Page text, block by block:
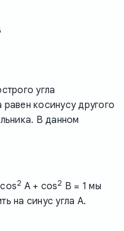
угла
равен косинусу другого
В данном
2 A + cos2 B = 1 мы
на синус угла A.